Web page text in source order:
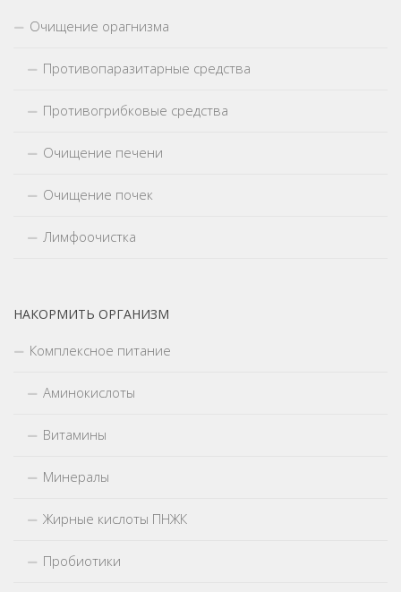
Очищение орагнизма
Противопаразитарные средства
Противогрибковые средства
Очищение печени
Очищение почек
Лимфоочистка
НАКОРМИТЬ ОРГАНИЗМ
Комплексное питание
Аминокислоты
Витамины
Минералы
Жирные кислоты ПНЖК
Пробиотики